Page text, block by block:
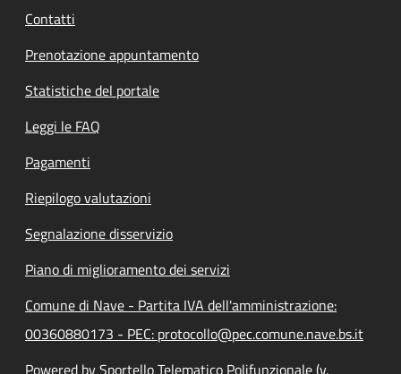
Contatti
Prenotazione appuntamento
Statistiche del portale
Leggi le FAQ
Pagamenti
Riepilogo valutazioni
Segnalazione disservizio
Piano di miglioramento dei servizi
Comune di Nave - Partita IVA dell'amministrazione:
00360880173 - PEC: protocollo@pec.comune.nave.bs.it
Powered by Sportello Telematico Polifunzionale (v.